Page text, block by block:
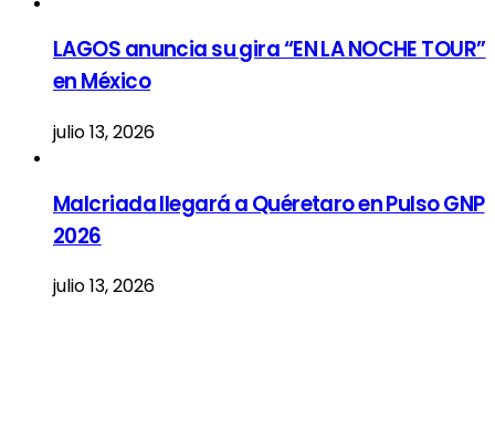
LAGOS anuncia su gira “EN LA NOCHE TOUR”
en México
julio 13, 2026
Malcriada llegará a Quéretaro en Pulso GNP
2026
julio 13, 2026